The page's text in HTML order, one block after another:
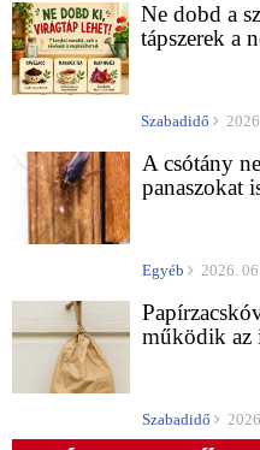
Ne dobd a
tápszerek a
Szabadidő
A csótány
panaszokat
Egyéb 2026.
működik az
Szabadidő